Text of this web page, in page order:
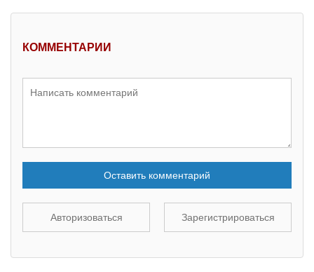
КОММЕНТАРИИ
Оставить комментарий
Авторизоваться Зарегистрироваться